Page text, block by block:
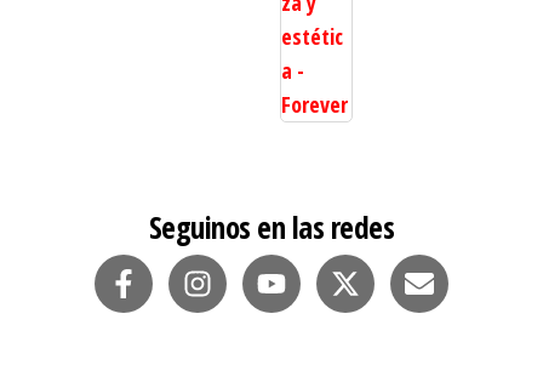
Seguinos en las redes